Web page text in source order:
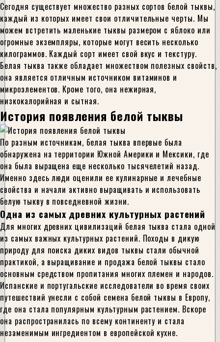
Сегодня существует множество разных сортов белой тыквы,
каждый из которых имеет свои отличительные черты. Мы
можем встретить маленькие тыквы размером с яблоко или
огромные экземпляры, которые могут весить несколько
килограммов. Каждый сорт имеет свой вкус и текстуру.
Белая тыква также обладает множеством полезных свойств,
она является отличным источником витаминов и
микроэлементов. Кроме того, она нежирная,
низкокалорийная и сытная.
История появления белой тыквы
По разным источникам, белая тыква впервые была
обнаружена на территории Южной Америки и Мексики, где
она была выращена еще несколько тысячелетий назад.
Именно здесь люди оценили ее кулинарные и лечебные
свойства и начали активно выращивать и использовать
белую тыкву в повседневной жизни.
Одна из самых древних культурных растений
Для многих древних цивилизаций белая тыква стала одной
из самых важных культурных растений. Походы в дикую
природу для поиска диких видов тыквы стали обычной
практикой, а выращивание и продажа белой тыквы стало
основным средством пропитания многих племен и народов.
Испанские и португальские исследователи во время своих
путешествий унесли с собой семена белой тыквы в Европу,
где она стала популярным культурным растением. Вскоре
она распространилась по всему континенту и стала
незаменимым ингредиентом в европейской кухне.